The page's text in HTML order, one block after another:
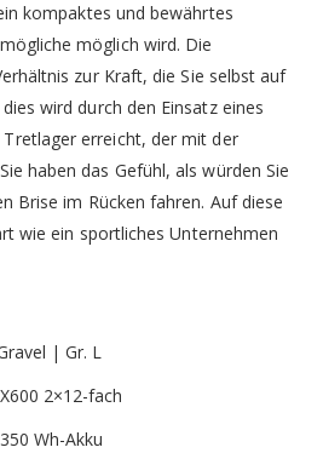
kompaktes und bewährtes
möglich wird. Die
zur Kraft, die Sie selbst auf
wird durch den Einsatz eines
erreicht, der mit der
haben das Gefühl, als würden Sie
Brise im Rücken fahren. Auf diese
wie ein sportliches Unternehmen
| Gr. L
2×12-fach
Wh-Akku